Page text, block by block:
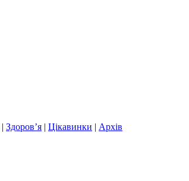
| Здоров’я | Цікавинки | Архів